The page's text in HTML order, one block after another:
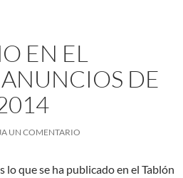
EN EL
DE
UN COMENTARIO
que se ha publicado en el Tablón